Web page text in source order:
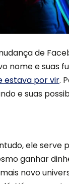
de
nome e suas
estava por vir.
e suas
ele serve
ganhar
novo